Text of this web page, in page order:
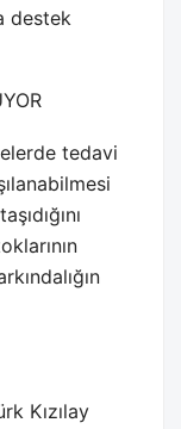
destek
tedavi
Kızılay